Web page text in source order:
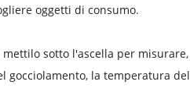
oggetti di consumo.
sotto l'ascella per
gocciolamento, la temperatura